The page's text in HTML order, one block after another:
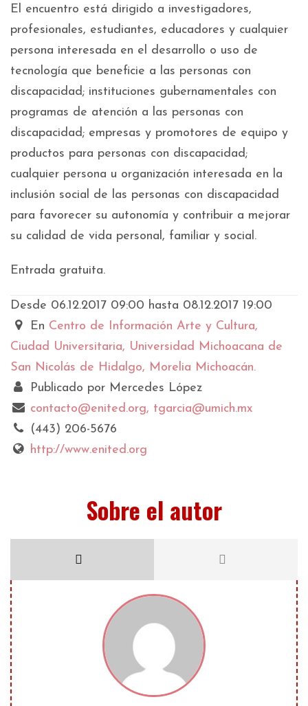
El encuentro está dirigido a investigadores,
profesionales, estudiantes, educadores y cualquier
persona interesada en el desarrollo o uso de
tecnología que beneficie a las personas con
discapacidad; instituciones gubernamentales con
programas de atención a las personas con
discapacidad; empresas y promotores de equipo y
productos para personas con discapacidad;
cualquier persona u organización interesada en la
inclusión social de las personas con discapacidad
para favorecer su autonomía y contribuir a mejorar
su calidad de vida personal, familiar y social.
Entrada gratuita.
Desde 06.12.2017 09:00 hasta 08.12.2017 19:00
En Centro de Información Arte y Cultura,
Ciudad Universitaria, Universidad Michoacana de
San Nicolás de Hidalgo, Morelia Michoacán.
Publicado por Mercedes López
contacto@enited.org, tgarcia@umich.mx
(443) 206-5676
http://www.enited.org
Sobre el autor